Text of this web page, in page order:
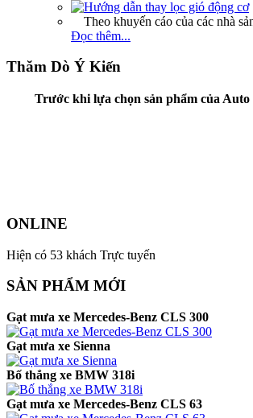
Theo khuyến cáo của các nhà
Đọc thêm...
Thăm Dò Ý Kiến
Trước khi lựa chọn sản phẩm của Auto
ONLINE
Hiện có 53 khách Trực tuyến
SẢN PHẨM MỚI
Gạt mưa xe Mercedes-Benz CLS 300
Gạt mưa xe Sienna
Bố thắng xe BMW 318i
Gạt mưa xe Mercedes-Benz CLS 63